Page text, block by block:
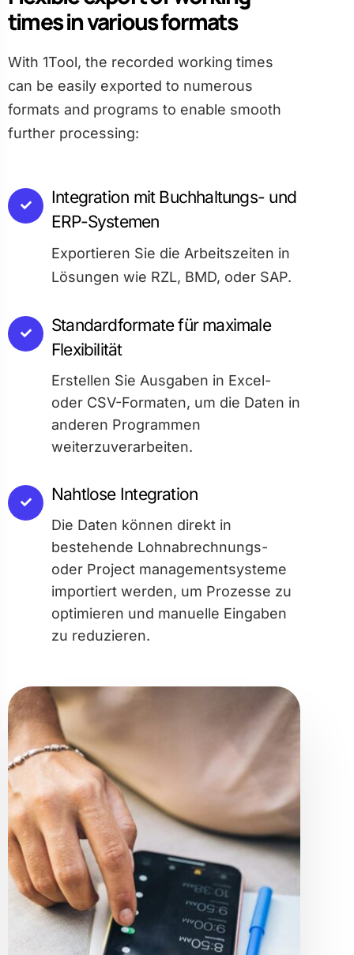
times in various formats
With 1Tool, the recorded working times
can be easily exported to numerous
formats and programs to enable smooth
further processing:
Integration mit Buchhaltungs- und
ERP-Systemen
Exportieren Sie die Arbeitszeiten in
Lösungen wie RZL, BMD, oder SAP.
Standardformate für maximale
Flexibilität
Erstellen Sie Ausgaben in Excel-
oder CSV-Formaten, um die Daten in
anderen Programmen
weiterzuverarbeiten.
Nahtlose Integration
Die Daten können direkt in
bestehende Lohnabrechnungs-
oder Project managementsysteme
importiert werden, um Prozesse zu
optimieren und manuelle Eingaben
zu reduzieren.